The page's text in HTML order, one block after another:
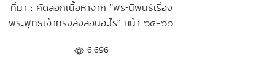
ที่มา : คัดลอกเนื้อหาจาก "พระนิพนธ์เรื่อง
พระพุทธเจ้าทรงสั่งสอนอะไร" หน้า ๖๕-๖๖.
6,696